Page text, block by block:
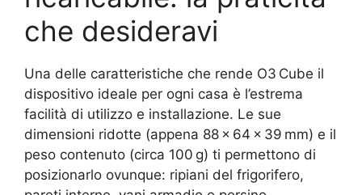
che desideravi
Una delle caratteristiche che rende O3 Cube il
dispositivo ideale per ogni casa è l’estrema
facilità di utilizzo e installazione. Le sue
dimensioni ridotte (appena 88 × 64 × 39 mm) e il
peso contenuto (circa 100 g) ti permettono di
posizionarlo ovunque: ripiani del frigorifero,